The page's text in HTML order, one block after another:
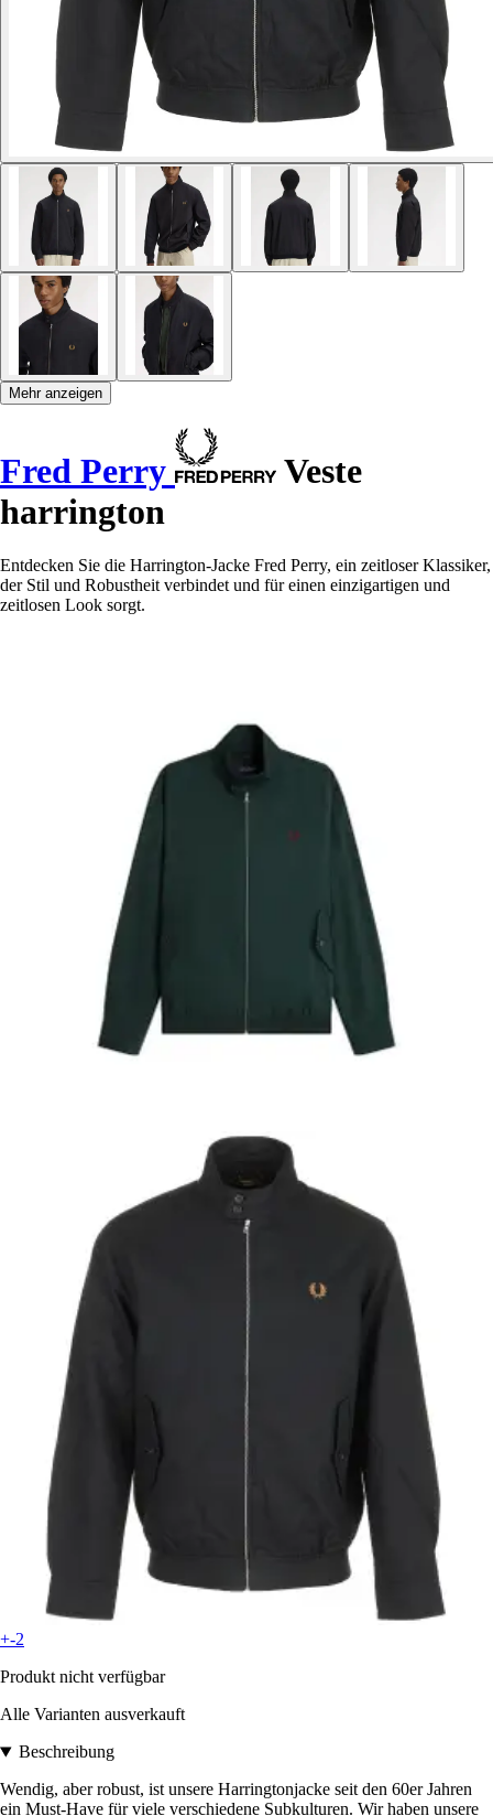
Mehr anzeigen
Fred Perry
Veste
harrington
Entdecken Sie die Harrington-Jacke Fred Perry, ein zeitloser Klassiker,
der Stil und Robustheit verbindet und für einen einzigartigen und
zeitlosen Look sorgt.
+-2
Produkt nicht verfügbar
Alle Varianten ausverkauft
Beschreibung
Wendig, aber robust, ist unsere Harringtonjacke seit den 60er Jahren
ein Must-Have für viele verschiedene Subkulturen. Wir haben unsere